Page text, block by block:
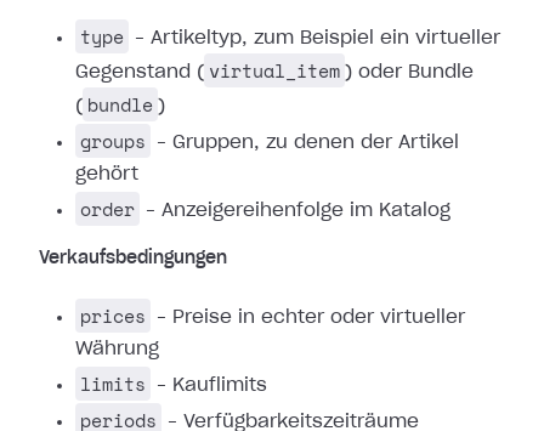
type
– Artikeltyp, zum Beispiel ein virtueller
Gegenstand ( virtual_item ) oder Bundle
( bundle )
groups
– Gruppen, zu denen der Artikel
gehört
order – Anzeigereihenfolge im Katalog
Verkaufsbedingungen
prices
– Preise in echter oder virtueller
Währung
limits – Kauflimits
periods – Verfügbarkeitszeiträume